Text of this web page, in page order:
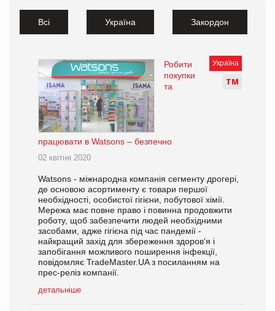
Всі Україна Закордон
Україна
ТМ
Робити
покупки
та
працювати в Watsons – безпечно
02 квітня 2020
Watsons - міжнародна компанія сегменту дрогері,
де основою асортименту є товари першої
необхідності, особистої гігієни, побутової хімії.
Мережа має повне право і повинна продовжити
роботу, щоб забезпечити людей необхідними
засобами, адже гігієна під час пандемії -
найкращий захід для збереження здоров'я і
запобігання можливого поширення інфекції,
повідомляє TradeMaster.UA з посиланням на
прес-реліз компанії.
детальніше